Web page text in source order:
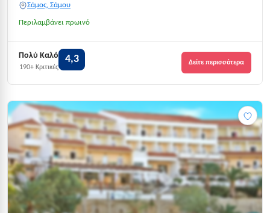
Σάμος, Σάμου
Περιλαμβάνει πρωινό
Πολύ Καλό
190+ Κριτικές
4,3 Δείτε περισσότερα